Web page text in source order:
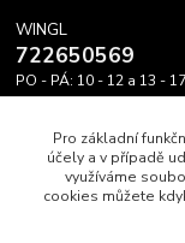
WINGL
722650569
PO - PÁ: 10 - 12 a 13 -
Pro základní
účely a v případě
využíváme
cookies můžete